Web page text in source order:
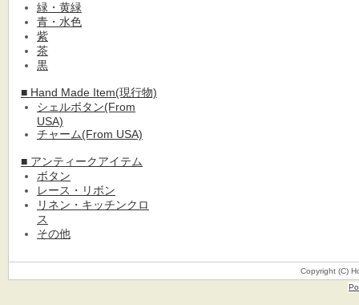
緑・黄緑
青・水色
紫
茶
黒
■ Hand Made Item(現行物)
シェルボタン(From
USA)
チャーム(From USA)
■ アンティークアイテム
ボタン
レース・リボン
リネン・キッチンクロ
ス
その他
Copyright (C)